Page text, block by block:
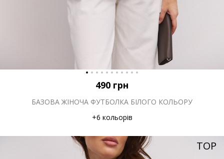
490 грн
БАЗОВА ЖІНОЧА ФУТБОЛКА БІЛОГО КОЛЬОРУ
+6 кольорів
TOP